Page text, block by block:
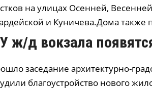
на улицах Осенней,
и Куничева.Дома также
У ж/д вокзала
заседание архитектурно-
благоустройство нового